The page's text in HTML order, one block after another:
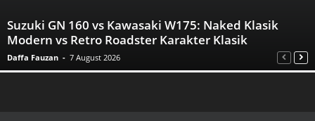
Suzuki GN 160 vs Kawasaki W175: Naked Klasik
Modern vs Retro Roadster Karakter Klasik
Daffa Fauzan - 7 August 2026